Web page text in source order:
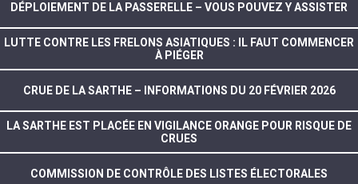
DÉPLOIEMENT DE LA PASSERELLE – VOUS POUVEZ Y ASSISTER
LUTTE CONTRE LES FRELONS ASIATIQUES : IL FAUT COMMENCER
À PIÉGER
CRUE DE LA SARTHE – INFORMATIONS DU 20 FÉVRIER 2026
LA SARTHE EST PLACÉE EN VIGILANCE ORANGE POUR RISQUE DE
CRUES
COMMISSION DE CONTRÔLE DES LISTES ÉLECTORALES